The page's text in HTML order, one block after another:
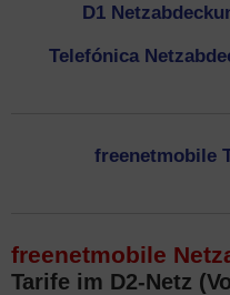
D1
Telefónica
freenetmobile
freenetmobile
Tarife im D2-Netz